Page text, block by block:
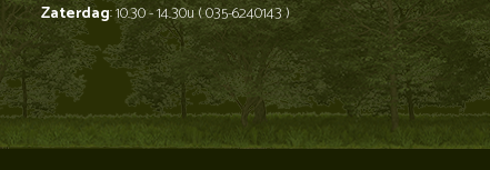
Zaterdag: 10.30 - 14.30u ( 035-6240143 )